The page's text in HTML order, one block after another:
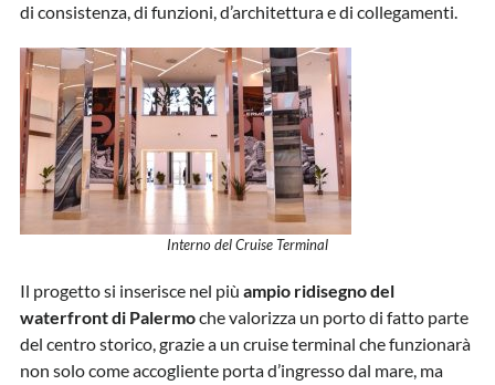
di consistenza, di funzioni, d’architettura e di collegamenti.
Interno del Cruise Terminal
Il progetto si inserisce nel più ampio ridisegno del
waterfront di Palermoche valorizza un porto di fatto parte
del centro storico, grazie a un cruise terminal che funzionarà
non solo come accogliente porta d’ingresso dal mare, ma